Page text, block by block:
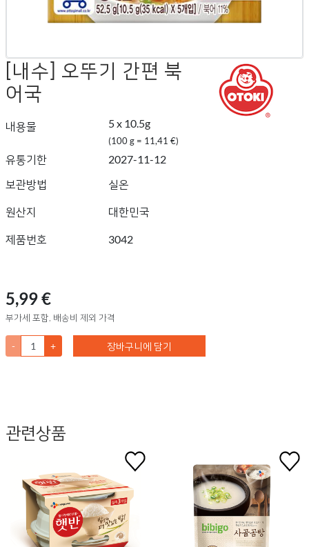
[내수] 오뚜기 간편 북
어국
내용물 5 x 10.5g
(100 g = 11,41 €)
유통기한
2027-11-12
보관방법
실온
원산지 대한민국
제품번호 3042
5,99 €
부가세 포함, 배송비 제외 가격
- + 장바구니에 담기
관련상품